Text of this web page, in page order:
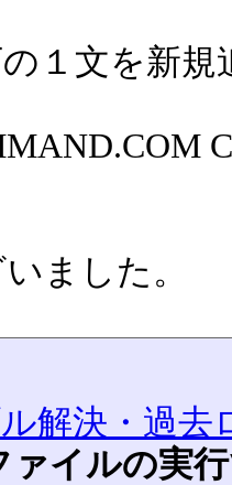
の１文を新
ました。
解決・過去
ァイルの実